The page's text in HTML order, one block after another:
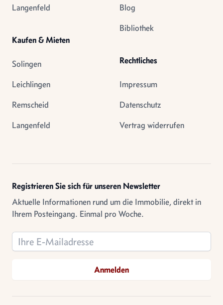
Langenfeld
Kaufen & Mieten
Solingen
Leichlingen
Remscheid
Langenfeld
Blog
Bibliothek
Rechtliches
Impressum
Datenschutz
Vertrag widerrufen
Registrieren Sie sich für unseren Newsletter
Aktuelle Informationen rund um die Immobilie, direkt in
Ihrem Posteingang. Einmal pro Woche.
Email address
Anmelden